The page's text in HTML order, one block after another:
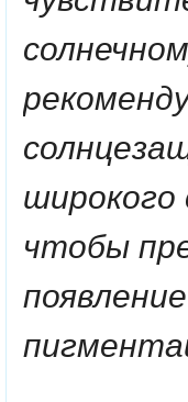
широкого
чтобы